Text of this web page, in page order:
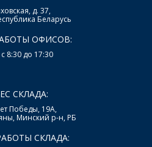
д. 37,
Беларусь
ОФИСОВ:
8:30 до 17:30
СКЛАДА:
Победы, 19А,
Минский р-н, РБ
СКЛАДА: